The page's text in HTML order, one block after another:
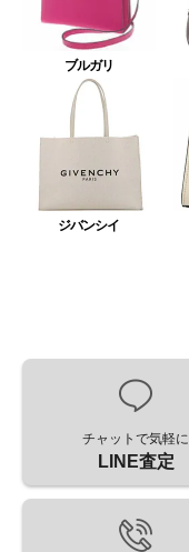
ブルガリ
ジバンシイ
チャットで気軽に
LINE査定